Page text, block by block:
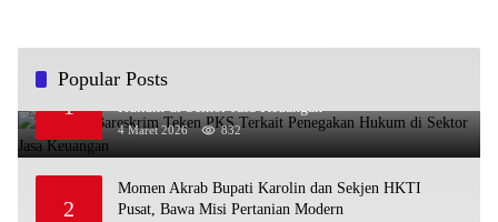
Popular Posts
1
OJK dan Bareskrim Teken PKS Terkait Penegakan
Hukum di Sektor Jasa Keuangan
4 Maret 2026 832
2
Momen Akrab Bupati Karolin dan Sekjen HKTI